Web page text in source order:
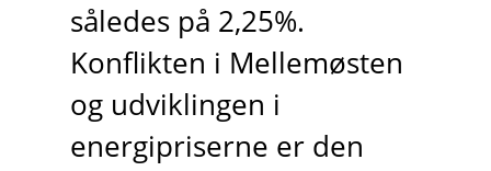
således på 2,25%.
Konflikten i Mellemøsten
og udviklingen i
energipriserne er den